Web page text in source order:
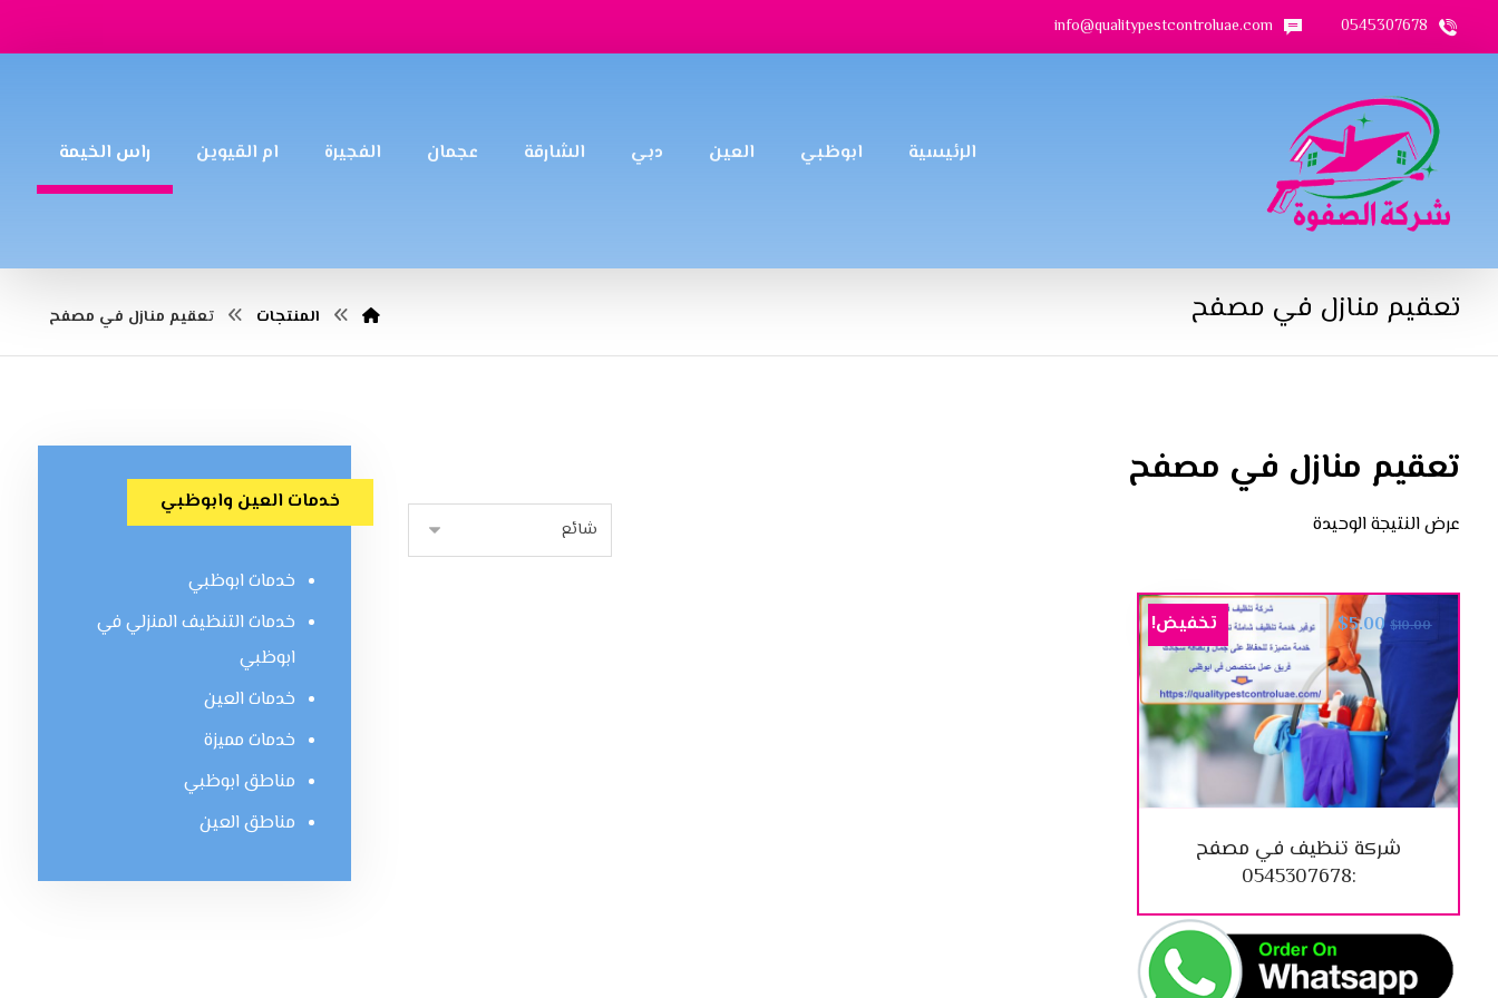
0545307678
info@qualitypestcontroluae.com
الرئيسية ابوظبي العين دبي الشارقة عجمان الفجيرة ام القيوين راس الخيمة
تعقيم منازل في مصفح المنتجات تعقيم منازل في مصفح
تعقيم منازل في مصفح
عرض النتيجة الوحيدة
شركة تنظيف في مصفح
:0545307678
$10.00
$5.00 تخفيض!
خدمات العين وابوظبي
خدمات ابوظبي
خدمات التنظيف المنزلي في
ابوظبي
خدمات العين
خدمات مميزة
مناطق ابوظبي
مناطق العين